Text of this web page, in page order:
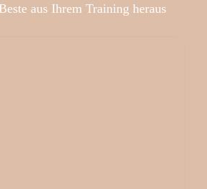
aus Ihrem Training heraus